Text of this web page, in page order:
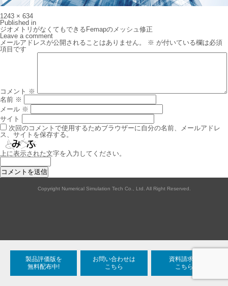
Full
size
1243 × 634
投
稿
ナ
ビ
ゲ
Published in
ジオメトリがなくてもできるFemapのメッシュ修正
Leave a comment
メールアドレスが公開されることはありません。
※ が付いている欄は必須
項目です
コメント ※
名前 ※
メール ※
サイト
次回のコメントで使用するためブラウザーに自分の名前、メールアドレ
ス、サイトを保存する。
上に表示された文字を入力してください。
Copyright Numerical Simulation Tech Co., Ltd. All Right Reserved.
製品評価版を
無料配布中!
お問い合わせは
こちら
資料請求は
こちら